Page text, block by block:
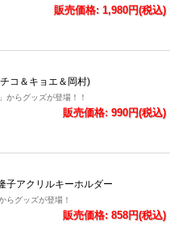
販売価格: 1,980円(税込)
コ＆キョエ＆岡村)
からグッズが登場！！
販売価格: 990円(税込)
子アクリルキーホルダー
らグッズが登場！
販売価格: 858円(税込)